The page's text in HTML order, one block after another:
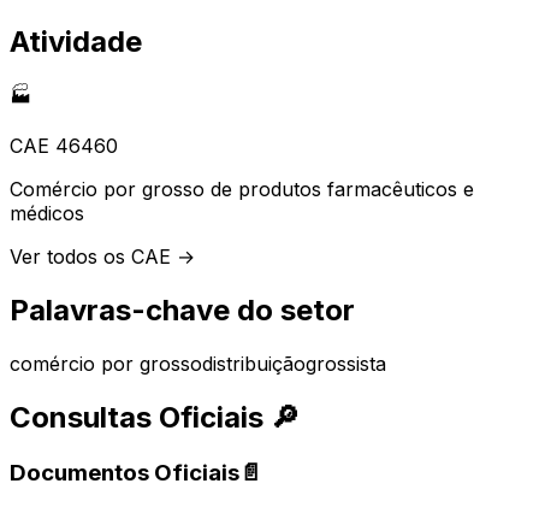
Atividade
🏭
CAE 46460
Comércio por grosso de produtos farmacêuticos e
médicos
Ver todos os CAE →
Palavras-chave do setor
comércio por grossodistribuiçãogrossista
Consultas Oficiais 🔎
Documentos Oficiais📄